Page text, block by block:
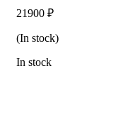
21900 ₽
(In stock)
In stock